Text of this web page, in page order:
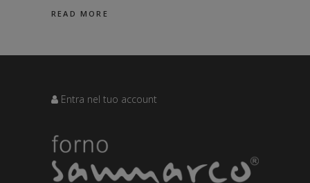
READ MORE
Entra nel tuo account